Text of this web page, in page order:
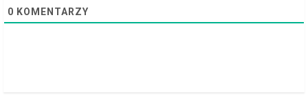
0 KOMENTARZY